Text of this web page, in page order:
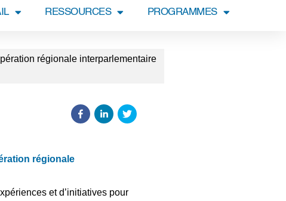
RESSOURCES PROGRAMMES
régionale interparlementaire
régionale
et d’initiatives pour